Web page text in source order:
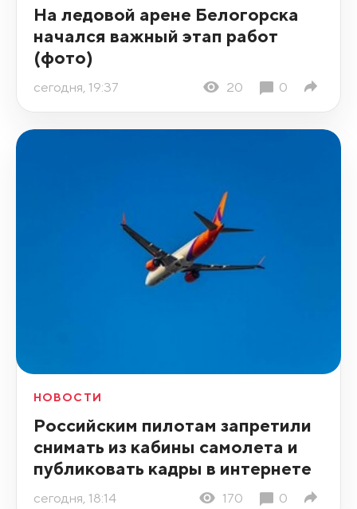
На ледовой арене Белогорска
начался важный этап работ
(фото)
сегодня, 19:37 20 0
НОВОСТИ
Российским пилотам запретили
снимать из кабины самолета и
публиковать кадры в интернете
сегодня, 18:14 170 0